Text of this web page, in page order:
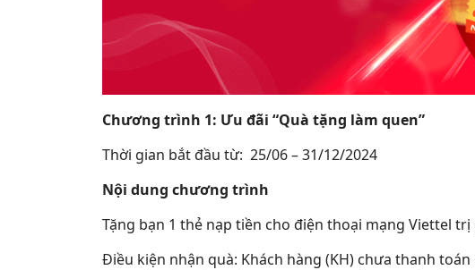
Chương trình 1: Ưu đãi “Quà tặng làm quen”
Thời gian bắt đầu từ: 25/06 – 31/12/2024
Nội dung chương trình
Tặng bạn 1 thẻ nạp tiền cho điện thoại mạng Viettel trị
Điều kiện nhận quà: Khách hàng (KH) chưa thanh